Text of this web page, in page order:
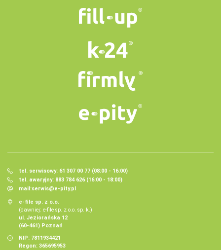
tel. serwisowy: 61 307 00 77 (08:00 - 16:00)
tel. awaryjny: 883 784 626 (16:00 - 18:00)
mail:serwis@e-pity.pl
e-file sp. z o.o.
(dawniej: e-file sp. z o.o. sp. k.)
ul. Jeziorańska 12
(60-461) Poznań
NIP: 7811934421
Regon: 365695953